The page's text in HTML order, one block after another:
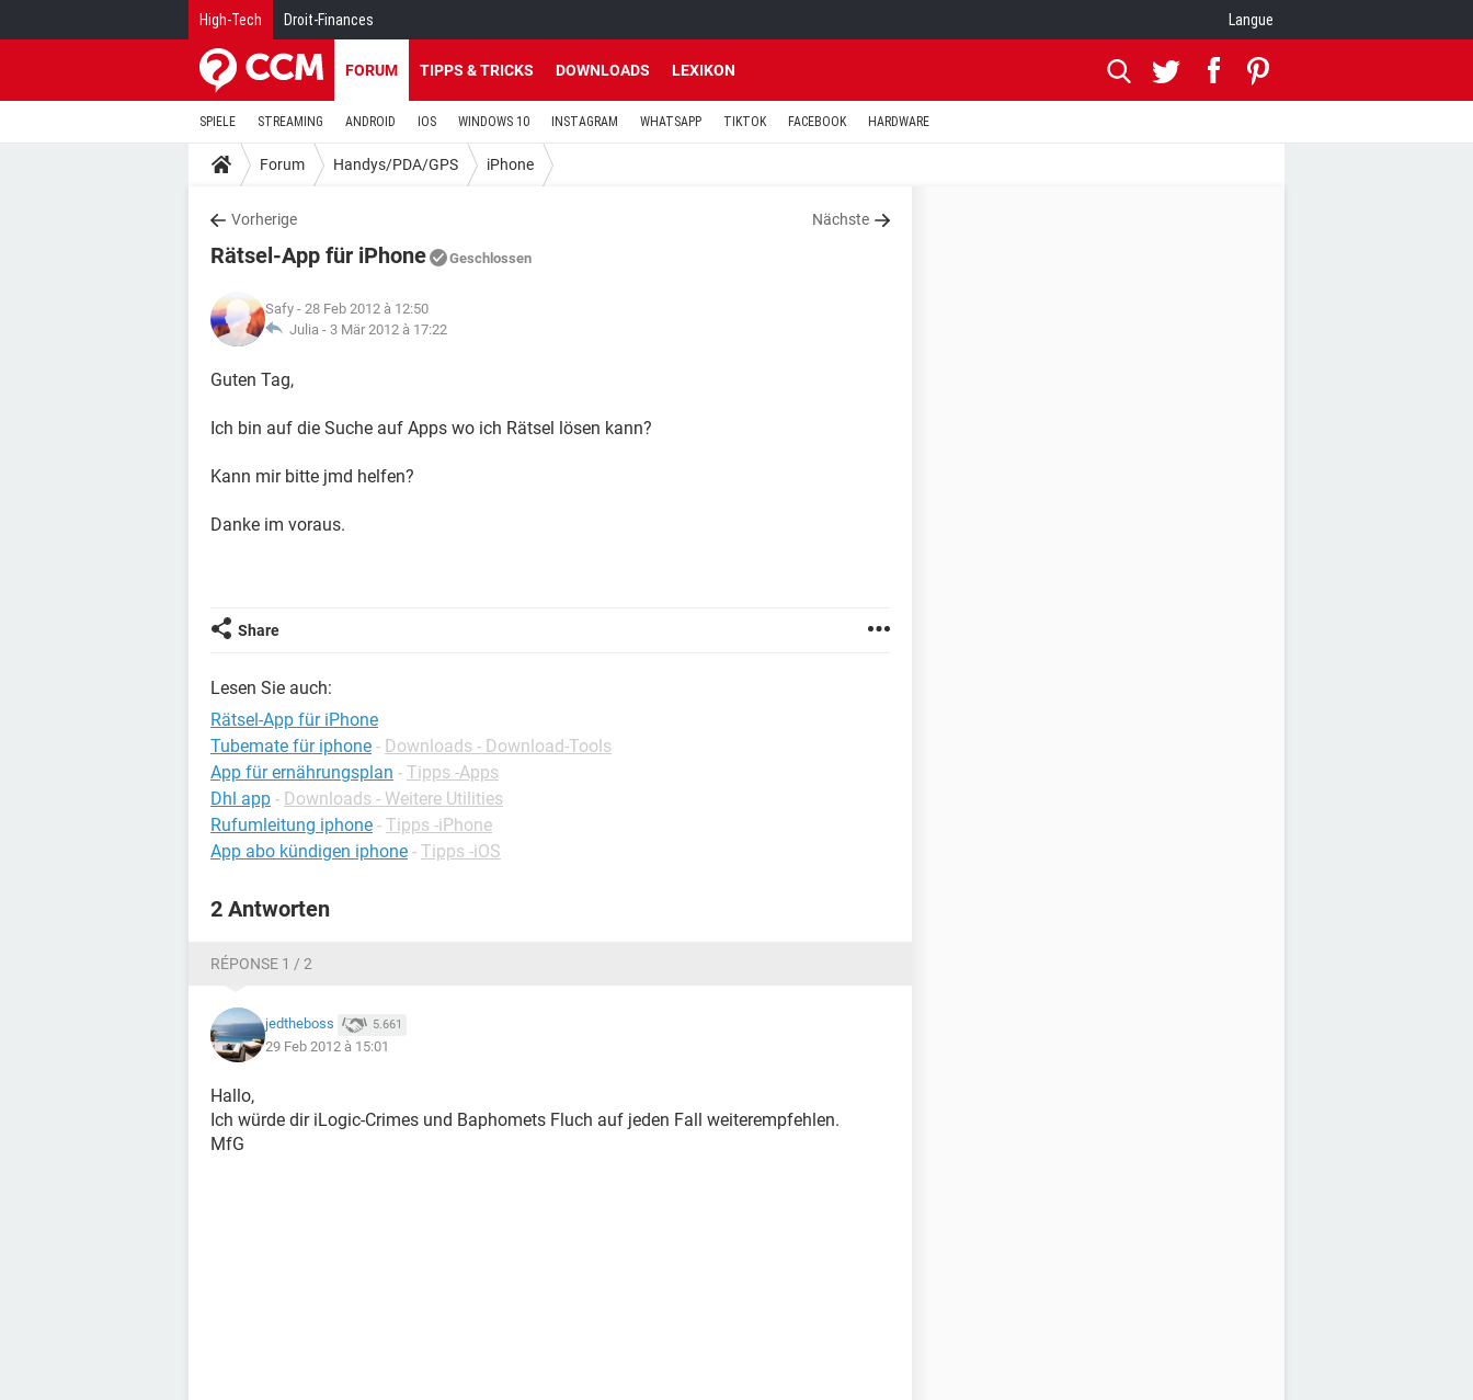
High-Tech Droit-Finances Langue
FORUM TIPPS & TRICKS DOWNLOADS LEXIKON
SPIELE STREAMING ANDROID IOS WINDOWS 10 INSTAGRAM WHATSAPP TIKTOK FACEBOOK HARDWARE
Forum Handys/PDA/GPS iPhone
Vorherige Nächste
Rätsel-App für iPhone Geschlossen
Safy - 28 Feb 2012 à 12:50
Julia - 3 Mär 2012 à 17:22
Guten Tag,
Ich bin auf die Suche auf Apps wo ich Rätsel lösen kann?
Kann mir bitte jmd helfen?
Danke im voraus.
Share
Lesen Sie auch:
Rätsel-App für iPhone
Tubemate für iphone - Downloads - Download-Tools
App für ernährungsplan - Tipps -Apps
Dhl app - Downloads - Weitere Utilities
Rufumleitung iphone - Tipps -iPhone
App abo kündigen iphone - Tipps -iOS
2 Antworten
RÉPONSE 1 / 2
jedtheboss 5.661
29 Feb 2012 à 15:01
Hallo,
Ich würde dir iLogic-Crimes und Baphomets Fluch auf jeden Fall weiterempfehlen.
MfG